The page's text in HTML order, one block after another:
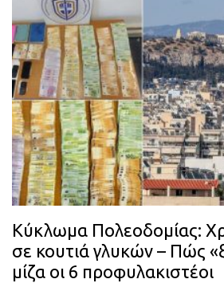
Κύκλωμα Πολεοδομίας:
σε κουτιά γλυκών – Πώς
μίζα οι 6 προφυλακιστέοι